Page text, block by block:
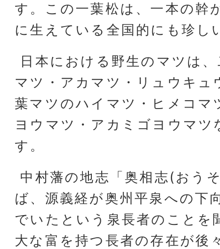
す。この一葉松は、一本の幹
に生えている全国的にも珍し
日本における野生のマツは
マツ・アカマツ・リュウキ
葉マツのハイマツ・ヒメコマ
ヨウマツ・アカミゴヨウマ
す。
中村藩の地志「奥相志(おう
ば、源義経が奥州平泉への下
でいたという泉長者のことを
大な富を持つ長者の存在が後